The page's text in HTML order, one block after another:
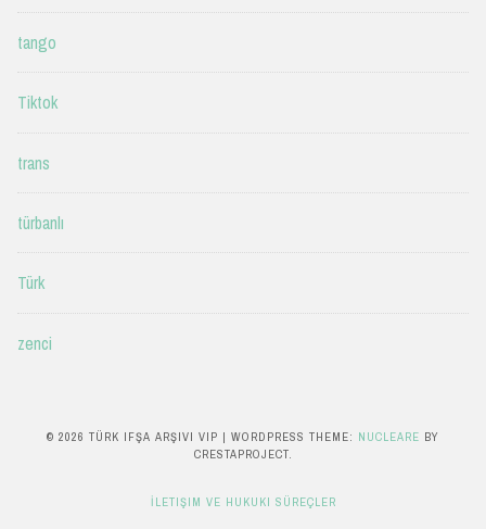
tango
Tiktok
trans
türbanlı
Türk
zenci
© 2026 TÜRK IFŞA ARŞIVI VIP | WORDPRESS THEME: NUCLEARE BY
CRESTAPROJECT.
İLETIŞIM VE HUKUKI SÜREÇLER